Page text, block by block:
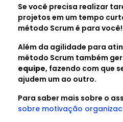
Se você precisa realizar
projetos em um tempo
método Scrum é para você!
Além da agilidade para
método Scrum também
equipe, fazendo com que
ajudem um ao outro.
Para saber mais sobre o
sobre motivação